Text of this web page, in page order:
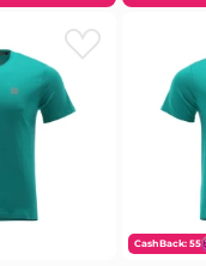
CashBack: 55